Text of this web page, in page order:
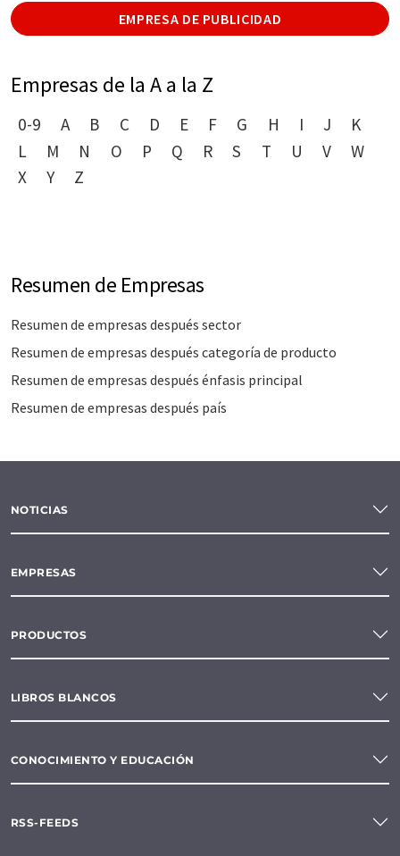
EMPRESA DE PUBLICIDAD
Empresas de la A a la Z
0-9 A B C D E F G H I J
K
L
M N O P Q R S T U V
W
X
Y Z
Resumen de Empresas
Resumen de empresas después sector
Resumen de empresas después categoría de producto
Resumen de empresas después énfasis principal
Resumen de empresas después país
NOTICIAS
EMPRESAS
PRODUCTOS
LIBROS BLANCOS
CONOCIMIENTO Y EDUCACIÓN
RSS-FEEDS